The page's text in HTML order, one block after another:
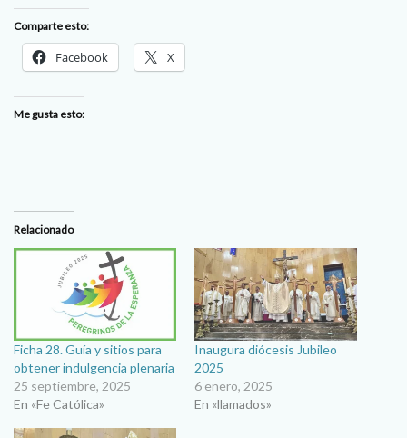
Comparte esto:
Facebook X
Me gusta esto:
Relacionado
Ficha 28. Guía y sitios para
obtener indulgencia plenaria
25 septiembre, 2025
En «Fe Católica»
Inaugura diócesis Jubileo
2025
6 enero, 2025
En «llamados»